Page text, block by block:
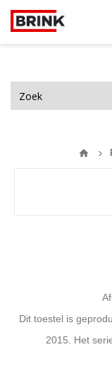
Dit toestel is
2015. Het